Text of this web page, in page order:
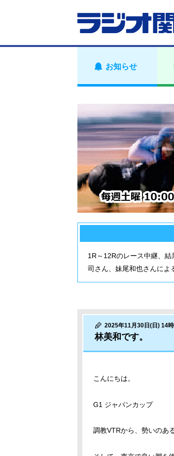
お知らせ
1R～12Rのレース中継、
司さん、妹尾和也さんによ
2025年11月30日(日) 14
林美和です。
こんにちは。
G1 ジャパンカップ
調教VTRから、勢いの